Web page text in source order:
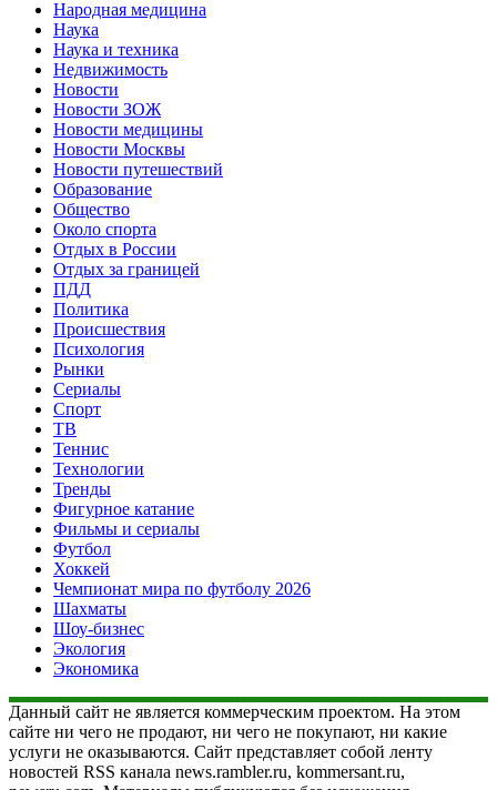
Народная медицина
Наука
Наука и техника
Недвижимость
Новости
Новости ЗОЖ
Новости медицины
Новости Москвы
Новости путешествий
Образование
Общество
Около спорта
Отдых в России
Отдых за границей
ПДД
Политика
Происшествия
Психология
Рынки
Сериалы
Спорт
ТВ
Теннис
Технологии
Тренды
Фигурное катание
Фильмы и сериалы
Футбол
Хоккей
Чемпионат мира по футболу 2026
Шахматы
Шоу-бизнес
Экология
Экономика
Данный сайт не является коммерческим проектом. На этом
сайте ни чего не продают, ни чего не покупают, ни какие
услуги не оказываются. Сайт представляет собой ленту
новостей RSS канала news.rambler.ru, kommersant.ru,